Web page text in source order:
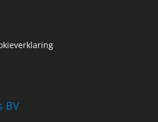
BV